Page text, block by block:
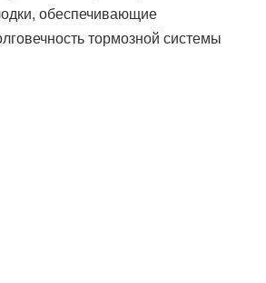
обеспечивающие
тормозной системы